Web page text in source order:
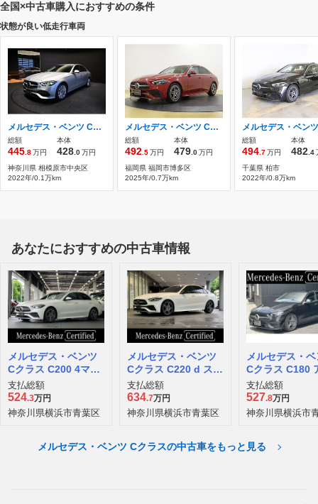
全国×中古車購入におすすめの条件
状態が良い低走行車両
メルセデス・ベンツ Cクラス C200 アバンギャルド (ISG搭載モデル) MP202202/レザーエクスクルーシブパッケー
総額
445 .8万円
本体
428 .0万円
神奈川県 相模原市中央区
2022年/0.1万km
メルセデス・ベンツ Cクラス C200 アバンギャルド AMGラインパッケージ (ISG搭載モデル) MP202402 AMGラインパッケージ シートヒーター
総額
492 .5万円
本体
479 .0万円
福岡県 福岡市博多区
2025年/0.7万km
総額
494 .7万円
本体
482 .4
千葉県 柏市
2022年/0.8万km
あなたにおすすめの中古車情報
メルセデス・ベンツ
Cクラス C200 4マチ
ック アバンギャルド
AMGラインパッケー
ジ (ISG搭載モデル) 4
WD MP202301
支払総額
524.3万円
神奈川県横浜市青葉区
メルセデス・ベンツ
Cクラス C220 d スポ
ーツ (ISG) ディーゼ
ルターボ MP202601
支払総額
634.7万円
神奈川県横浜市青葉区
メルセデス・
Cクラス C180
ギャルド (ISG
デル)
支払総額
527.8万円
神奈川県横浜市
メルセデス・ベンツ Cクラスの中古車をもっと見る